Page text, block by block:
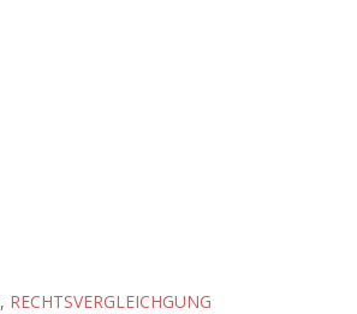
, RECHTSVERGLEICHGUNG